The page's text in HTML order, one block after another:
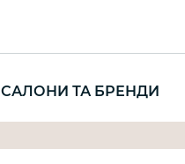
САЛОНИ ТА БРЕНДИ